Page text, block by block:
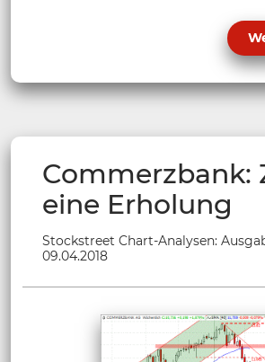
Commerzbank:
eine Erholung
Stockstreet Chart-Analysen:
09.04.2018